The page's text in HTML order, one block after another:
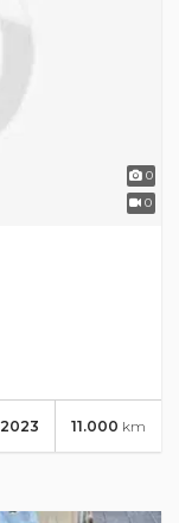
0
0
11.000 km
2023